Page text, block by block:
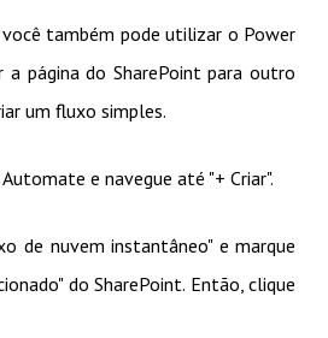
você também pode utilizar o Power
página do SharePoint para outro
um fluxo simples.
e navegue até "+ Criar".
de nuvem instantâneo" e marque
do SharePoint. Então, clique